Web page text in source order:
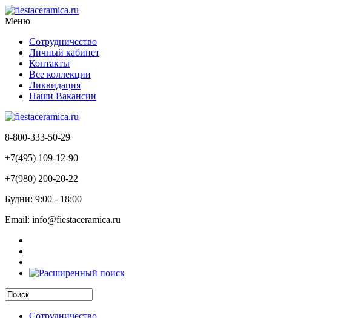
Меню
Сотрудничество
Личный кабинет
Контакты
Все коллекции
Ликвидация
Наши Вакансии
8-800-333-50-29
+7(495) 109-12-90
+7(980) 200-20-22
Будни: 9:00 - 18:00
Email: info@fiestaceramica.ru
Сотрудничество